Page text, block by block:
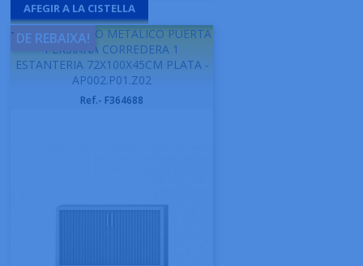
AFEGIR A LA CISTELLA
-GAPSA ARMARIO METALICO PUERTA
PERSIANA CORREDERA 1
ESTANTERIA 72X100X45CM PLATA -
AP002.P01.Z02
Ref.- F364688
DE REBAIXA!